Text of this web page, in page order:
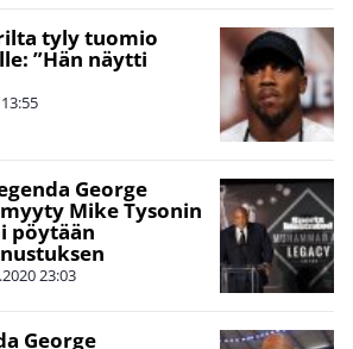
tyly tuomio
”Hän näytti
13:55
George
Mike Tysonin
pöytään
23:03
George